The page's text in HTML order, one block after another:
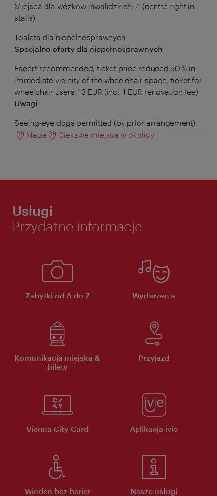
Miejsca dla wózków inwalidzkich: 4 (centre right in
stalls)
Toaleta dla niepełnosprawnych
Specjalne oferty dla niepełnosprawnych
Escort recommended, ticket price reduced 50 % in
immediate vicinity of the wheelchair space, ticket for
wheelchair users: 13 EUR (incl. 1 EUR renovation fee)
Uwagi
Seeing-eye dogs permitted (by prior arrangement).
Mapa
Ciekawe miejsca w okolicy
Usługi
Przydatne informacje
Zabytki od A do Z Wydarzenia
Komunikacja miejska &
bilety
Przyjazd
Vienna City Card Aplikacja ivie
Wiedeń bez barier Nasze usługi